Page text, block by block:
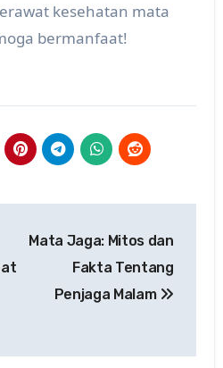
kesehatan mata
bermanfaat!
Mata Jaga: Mitos dan
Fakta Tentang
Penjaga Malam